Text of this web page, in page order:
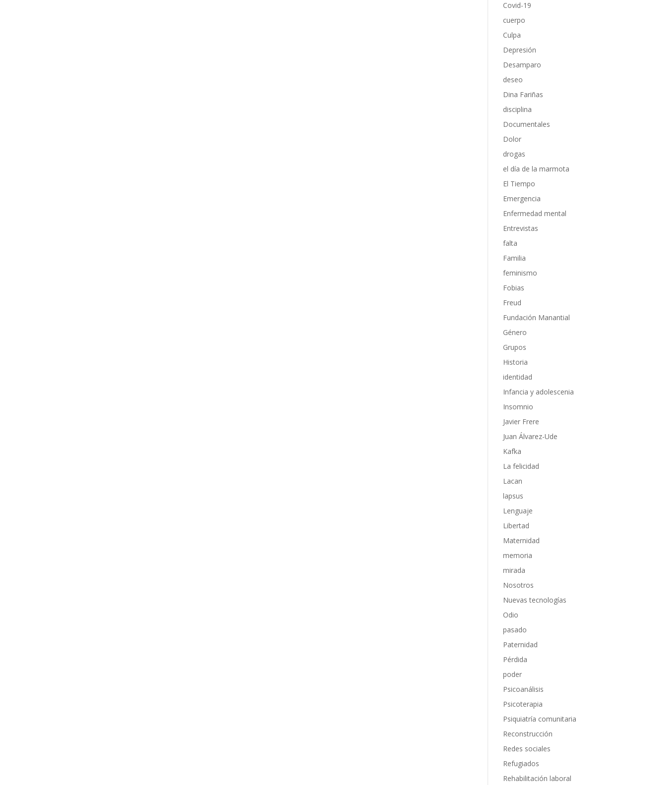
Covid-19
cuerpo
Culpa
Depresión
Desamparo
deseo
Dina Fariñas
disciplina
Documentales
Dolor
drogas
el día de la marmota
El Tiempo
Emergencia
Enfermedad mental
Entrevistas
falta
Familia
feminismo
Fobias
Freud
Fundación Manantial
Género
Grupos
Historia
identidad
Infancia y adolescenia
Insomnio
Javier Frere
Juan Álvarez-Ude
Kafka
La felicidad
Lacan
lapsus
Lenguaje
Libertad
Maternidad
memoria
mirada
Nosotros
Nuevas tecnologías
Odio
pasado
Paternidad
Pérdida
poder
Psicoanálisis
Psicoterapia
Psiquiatría comunitaria
Reconstrucción
Redes sociales
Refugiados
Rehabilitación laboral